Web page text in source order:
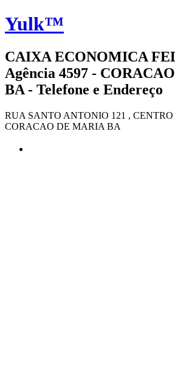
Yulk™
CAIXA ECONOMICA
Agência 4597 -
BA - Telefone e Endereço
RUA SANTO ANTONIO 121 , CENTRO
CORACAO DE MARIA BA